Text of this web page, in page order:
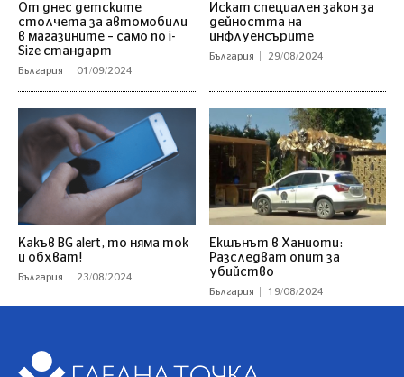
От днес детските
столчета за автомобили
в магазините – само по i-
Size стандарт
България 01/09/2024
Искат специален закон за
дейността на
инфлуенсърите
България 29/08/2024
Какъв BG alert, то няма ток
и обхват!
България 23/08/2024
Екшънът в Ханиоти:
Разследват опит за
убийство
България 19/08/2024